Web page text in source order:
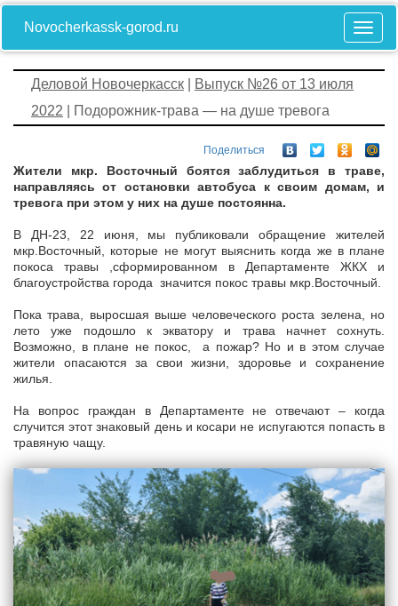
Novocherkassk-gorod.ru
Деловой Новочеркасск
Выпуск №26 от 13 июля
2022 | Подорожник-трава — на душе тревога
Поделиться
Жители мкр. Восточный боятся заблудиться в траве,
направляясь от остановки автобуса к своим домам, и
тревога при этом у них на душе постоянна.
В ДН-23, 22 июня, мы публиковали обращение жителей
мкр.Восточный, которые не могут выяснить когда же в плане
покоса травы ,сформированном в Департаменте ЖКХ и
благоустройства города значится покос травы мкр.Восточный.
Пока трава, выросшая выше человеческого роста зелена, но
лето уже подошло к экватору и трава начнет сохнуть.
Возможно, в плане не покос, а пожар? Но и в этом случае
жители опасаются за свои жизни, здоровье и сохранение
жилья.
На вопрос граждан в Департаменте не отвечают – когда
случится этот знаковый день и косари не испугаются попасть в
травяную чащу.